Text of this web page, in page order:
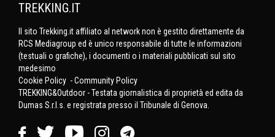
TREKKING.IT
Il sito Trekking.it affiliato al network non è gestito direttamente da
RCS Mediagroup ed è unico responsabile di tutte le informazioni
(testuali o grafiche), i documenti o i materiali pubblicati sul sito
medesimo
Cookie Policy -Community Policy
TREKKING&Outdoor - Testata giornalistica di proprietà ed edita da
Dumas S.r.l.s. e registrata presso il Tribunale di Genova.